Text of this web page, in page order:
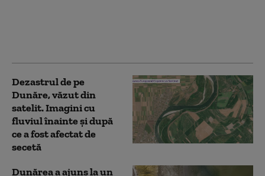
Dezastrul de pe
Dunăre, văzut din
satelit. Imagini cu
fluviul înainte și după
ce a fost afectat de
secetă
Dunărea a ajuns la un